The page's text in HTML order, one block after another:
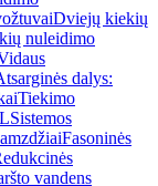
Dviejų kiekių
nuleidimo
dalys:
Tiekimo
Sistemos
Fasoninės
vandens